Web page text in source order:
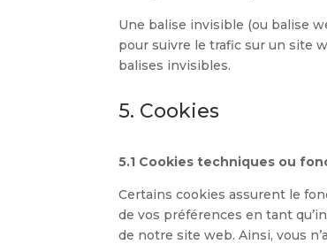
Une balise invisible (ou balise
pour suivre le trafic sur un site
balises invisibles.
5. Cookies
5.1 Cookies techniques ou
Certains cookies assurent le
de vos préférences en tant
de notre site web. Ainsi, vous